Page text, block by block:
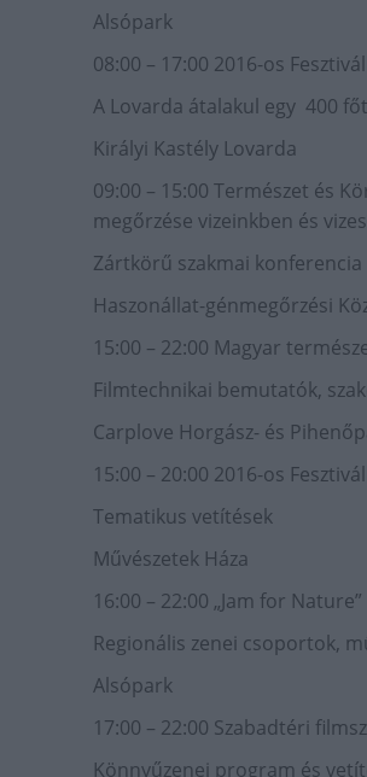
Alsópark
08:00 – 17:00 2016-os
A Lovarda átalakul egy 400
Királyi Kastély Lovarda
09:00 – 15:00 Természet és
megőrzése vizeinkben és
Zártkörű szakmai konferencia
Haszonállat-génmegőrzési
15:00 – 22:00 Magyar
Filmtechnikai bemutatók,
Carplove Horgász- és
15:00 – 20:00 2016-os
Tematikus vetítések
Művészetek Háza
16:00 – 22:00 „Jam for
Regionális zenei csoportok,
Alsópark
17:00 – 22:00 Szabadtéri
Könnyűzenei program és